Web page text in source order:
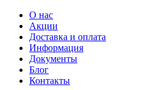
О нас
Акции
Доставка и оплата
Информация
Документы
Блог
Контакты